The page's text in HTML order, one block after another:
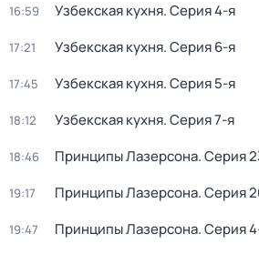
16:59 Узбекская кухня. Серия 4-я
17:21 Узбекская кухня. Серия 6-я
17:45 Узбекская кухня. Серия 5-я
18:12 Узбекская кухня. Серия 7-я
18:46 Принципы Лазерсона. Серия
19:17 Принципы Лазерсона. Серия
19:47 Принципы Лазерсона. Серия